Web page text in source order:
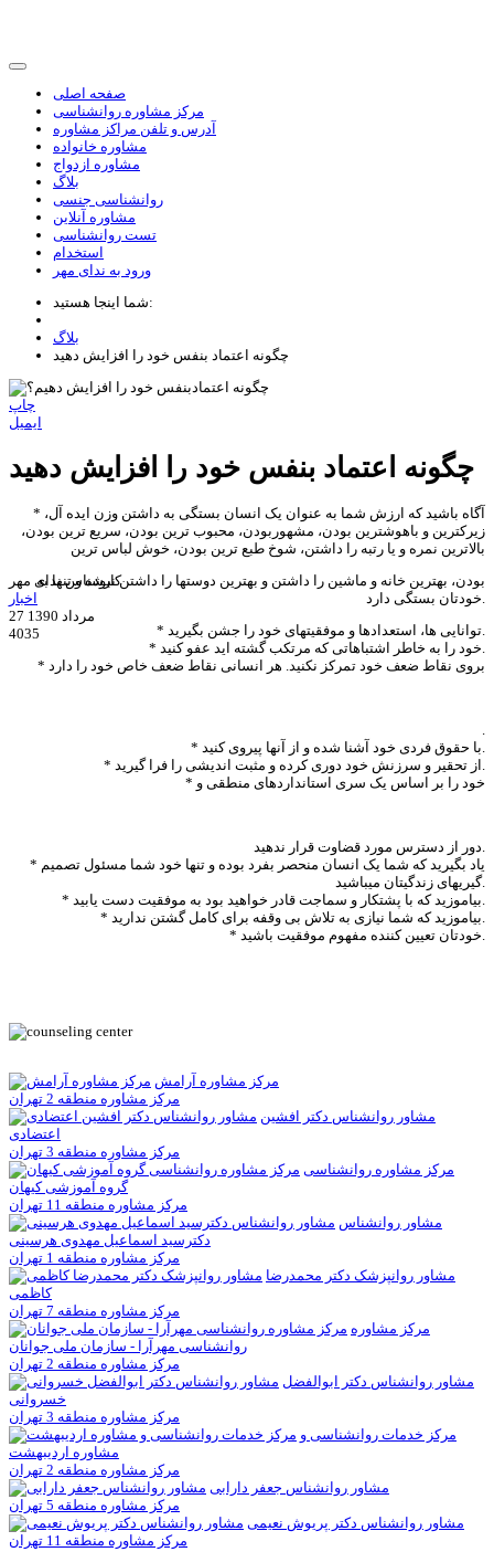
صفحه اصلی
مرکز مشاوره روانشناسی
آدرس و تلفن مراکز مشاوره
مشاوره خانواده
مشاوره ازدواج
بلاگ
روانشناسی جنسی
مشاوره آنلاین
تست روانشناسی
استخدام
ورود به ندای مهر
شما اینجا هستید:
بلاگ
چگونه اعتماد بنفس خود را افزایش دهید
چاپ
ایمیل
چگونه اعتماد بنفس خود را افزایش دهید
* آگاه باشید که ارزش شما به عنوان یک انسان بستگی به داشتن وزن ایده آل،
زیرکترین و باهوشترین بودن، مشهوربودن، محبوب ترین بودن، سریع ترین بودن،
بالاترین نمره و یا رتبه را داشتن، شوخ طبع ترین بودن، خوش لباس ترین
کارشناس ندای مهر
اخبار
27 مرداد 1390
4035
بودن، بهترین خانه و ماشین را داشتن و بهترین دوستها را داشتن نبوده و تنها به
* بروی نقاط ضعف خود تمرکز نکنید. هر انسانی نقاط ضعف خاص خود را دارد
* خود را بر اساس یک سری استانداردهای منطقی و
* یاد بگیرید که شما یک انسان منحصر بفرد بوده و تنها خود شما مسئول تصمیم
گیریهای زندگیتان میباشید.
مرکز مشاوره آرامش
مرکز مشاوره منطقه 2 تهران
مشاور روانشناس دکتر افشین
اعتضادی
مرکز مشاوره منطقه 3 تهران
مرکز مشاوره روانشناسی
گروه آموزشی کیهان
مرکز مشاوره منطقه 11 تهران
مشاور روانشناس
دکترسيد اسماعيل مهدوی هرسينی
مرکز مشاوره منطقه 1 تهران
مشاور روانپزشک دکتر محمدرضا
کاظمی
مرکز مشاوره منطقه 7 تهران
مرکز مشاوره
روانشناسی مهرآرا - سازمان ملی جوانان
مرکز مشاوره منطقه 2 تهران
مشاور روانشناس دکتر ابوالفضل
خسروانی
مرکز مشاوره منطقه 3 تهران
مرکز خدمات روانشناسی و
مشاوره اردیبهشت
مرکز مشاوره منطقه 2 تهران
مشاور روانشناس جعفر دارابی
مرکز مشاوره منطقه 5 تهران
مشاور روانشناس دکتر پریوش نعیمی
مرکز مشاوره منطقه 11 تهران